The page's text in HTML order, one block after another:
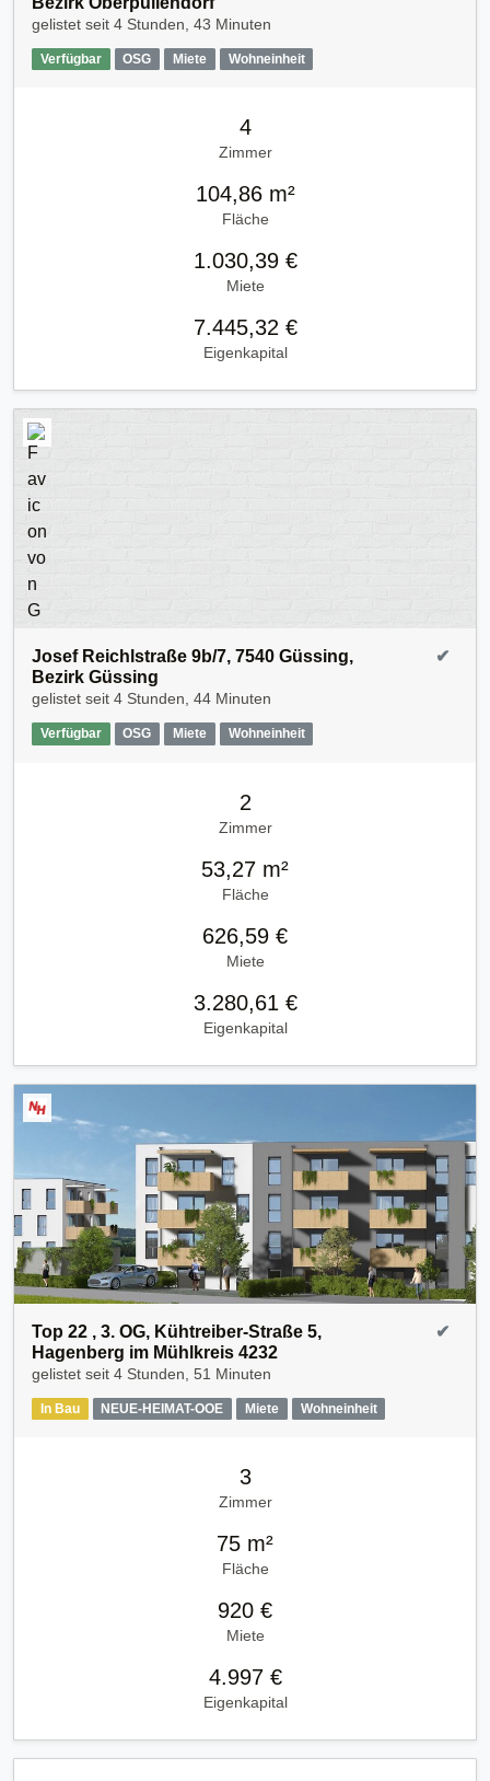
gelistet seit 4 Stunden, 43 Minuten
Verfügbar OSG Miete Wohneinheit
4
Zimmer
104,86 m²
Fläche
1.030,39 €
Miete
7.445,32 €
Eigenkapital
Josef Reichlstraße 9b/7, 7540 Güssing,
Bezirk Güssing
gelistet seit 4 Stunden, 44 Minuten
Verfügbar OSG Miete Wohneinheit
✔
2
Zimmer
53,27 m²
Fläche
626,59 €
Miete
3.280,61 €
Eigenkapital
Top 22 , 3. OG, Kühtreiber-Straße 5,
Hagenberg im Mühlkreis 4232
gelistet seit 4 Stunden, 51 Minuten
In Bau NEUE-HEIMAT-OOE Miete Wohneinheit
✔
3
Zimmer
75 m²
Fläche
920 €
Miete
4.997 €
Eigenkapital